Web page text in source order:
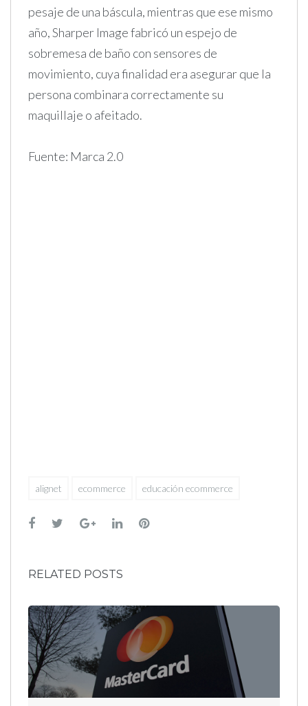
pesaje de una báscula, mientras que ese mismo
año, Sharper Image fabricó un espejo de
sobremesa de baño con sensores de
movimiento, cuya finalidad era asegurar que la
persona combinara correctamente su
maquillaje o afeitado.
Fuente: Marca 2.0
alignet ecommerce educación ecommerce
Facebook
TwitterGoogle+
LinkedInPinterest
RELATED POSTS